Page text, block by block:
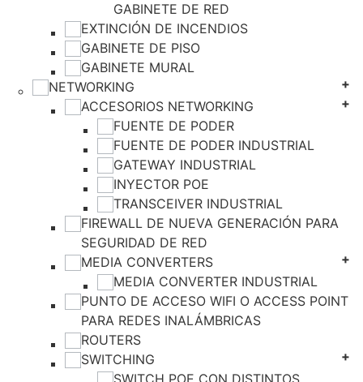
GABINETE DE RED
EXTINCIÓN DE INCENDIOS
GABINETE DE PISO
GABINETE MURAL
NETWORKING
ACCESORIOS NETWORKING
FUENTE DE PODER
FUENTE DE PODER INDUSTRIAL
GATEWAY INDUSTRIAL
INYECTOR POE
TRANSCEIVER INDUSTRIAL
FIREWALL DE NUEVA GENERACIÓN PARA
SEGURIDAD DE RED
MEDIA CONVERTERS
MEDIA CONVERTER INDUSTRIAL
PUNTO DE ACCESO WIFI O ACCESS POINT
PARA REDES INALÁMBRICAS
ROUTERS
SWITCHING